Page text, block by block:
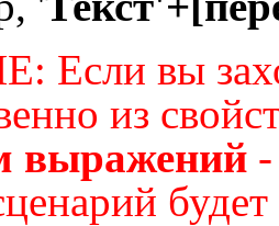
вы
из
выражений